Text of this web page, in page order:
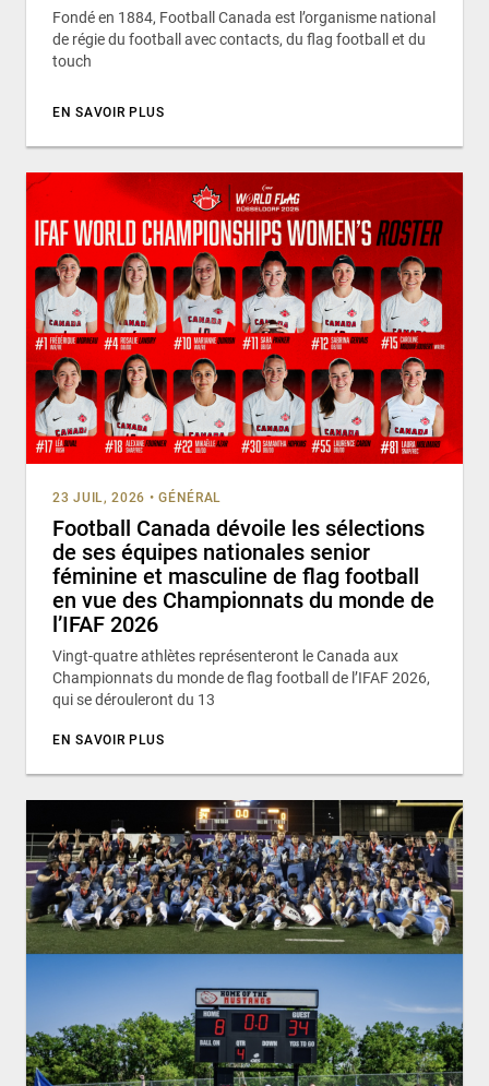
Fondé en 1884, Football Canada est l’organisme national
de régie du football avec contacts, du flag football et du
touch
EN SAVOIR PLUS
23 JUIL, 2026 • GÉNÉRAL
Football Canada dévoile les sélections
de ses équipes nationales senior
féminine et masculine de flag football
en vue des Championnats du monde de
l’IFAF 2026
Vingt-quatre athlètes représenteront le Canada aux
Championnats du monde de flag football de l’IFAF 2026,
qui se dérouleront du 13
EN SAVOIR PLUS